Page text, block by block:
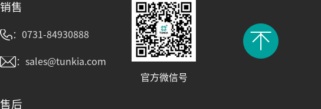
销售
：0731-84930888
：sales@tunkia.com
售后
官方微信号